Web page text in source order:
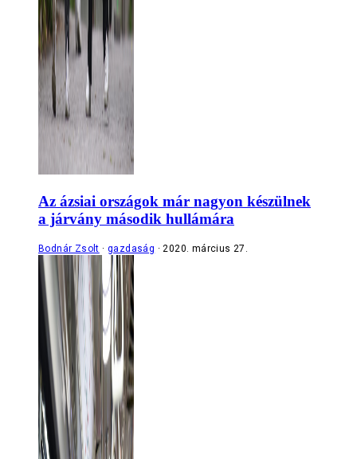
Az ázsiai országok már nagyon készülnek
a járvány második hullámára
Bodnár Zsolt gazdaság 2020. március 27.